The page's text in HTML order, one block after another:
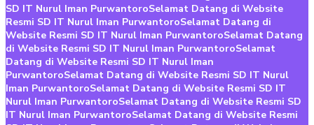
SD IT Nurul Iman PurwantoroSelamat Datang di Website
Resmi SD IT Nurul Iman PurwantoroSelamat Datang di
Website Resmi SD IT Nurul Iman PurwantoroSelamat Datang
di Website Resmi SD IT Nurul Iman PurwantoroSelamat
Datang di Website Resmi SD IT Nurul Iman
PurwantoroSelamat Datang di Website Resmi SD IT Nurul
Iman PurwantoroSelamat Datang di Website Resmi SD IT
Nurul Iman PurwantoroSelamat Datang di Website Resmi SD
IT Nurul Iman PurwantoroSelamat Datang di Website Resmi